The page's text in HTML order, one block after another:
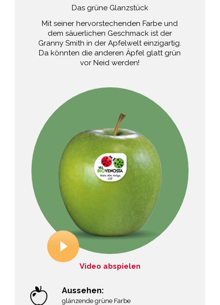
Das grüne Glanzstück
Mit seiner hervorstechenden Farbe und
dem säuerlichen Geschmack ist der
Granny Smith in der Apfelwelt einzigartig.
Da könnten die anderen Äpfel glatt grün
vor Neid werden!
Video abspielen
Aussehen:
glänzende grüne Farbe